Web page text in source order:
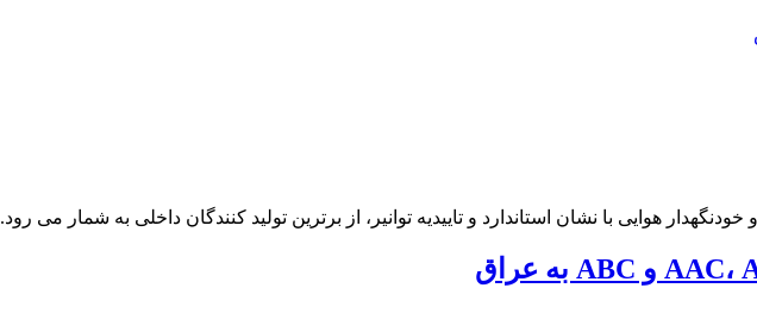
هوایی با نشان استاندارد و تاییدیه توانیر، از برترین تولید کنندگان داخلی به شمار می رود.